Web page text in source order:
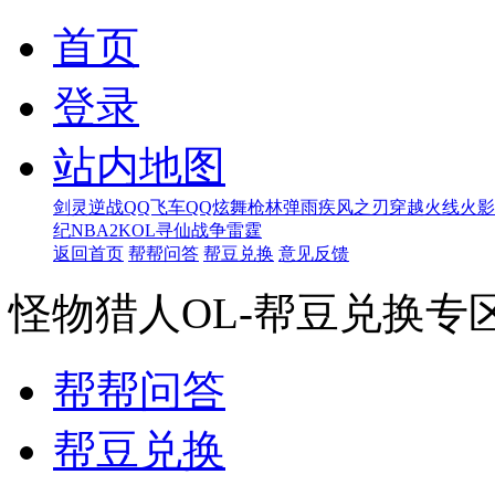
首页
登录
站内地图
剑灵逆战QQ飞车QQ炫舞枪林弹雨疾风之刃 穿越火线火
纪NBA2KOL寻仙战争雷霆
返回首页 帮帮问答 帮豆兑换 意见反馈
怪物猎人OL-帮豆兑换专
帮帮问答
帮豆兑换